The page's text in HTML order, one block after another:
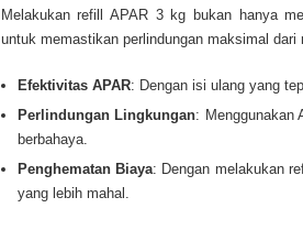
Melakukan refill APAR 3 kg bukan hanya
untuk memastikan perlindungan maksimal
Efektivitas APAR: Dengan isi ulang yang
Perlindungan Lingkungan: Menggunakan
berbahaya.
Penghematan Biaya: Dengan melakukan
yang lebih mahal.